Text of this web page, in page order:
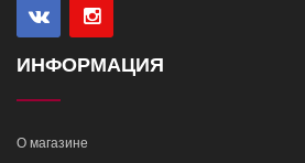
ИНФОРМАЦИЯ
О магазине